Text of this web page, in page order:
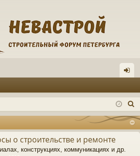
д
о строительстве и ремонте
конструкциях, коммуникациях и др.